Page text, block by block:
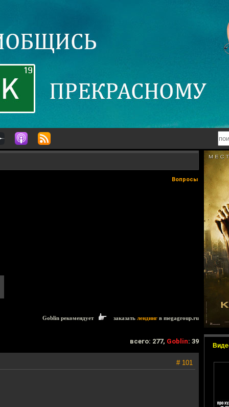
Вопросы
Goblin рекомендует заказать лендинг в megagroup.ru
всего: 277, Goblin: 39
# 101